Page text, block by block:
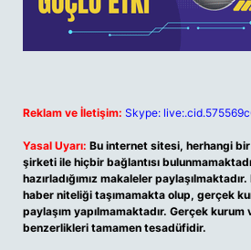
Reklam ve İletişim: Skype:
Yasal Uyarı: Bu internet sitesi, herhangi
şirketi ile hiçbir bağlantısı
hazırladığımız makaleler
haber niteliği taşımamakta olup, gerçek
paylaşım yapılmamaktadır. Gerçek
benzerlikleri tamamen tesadüfidir.